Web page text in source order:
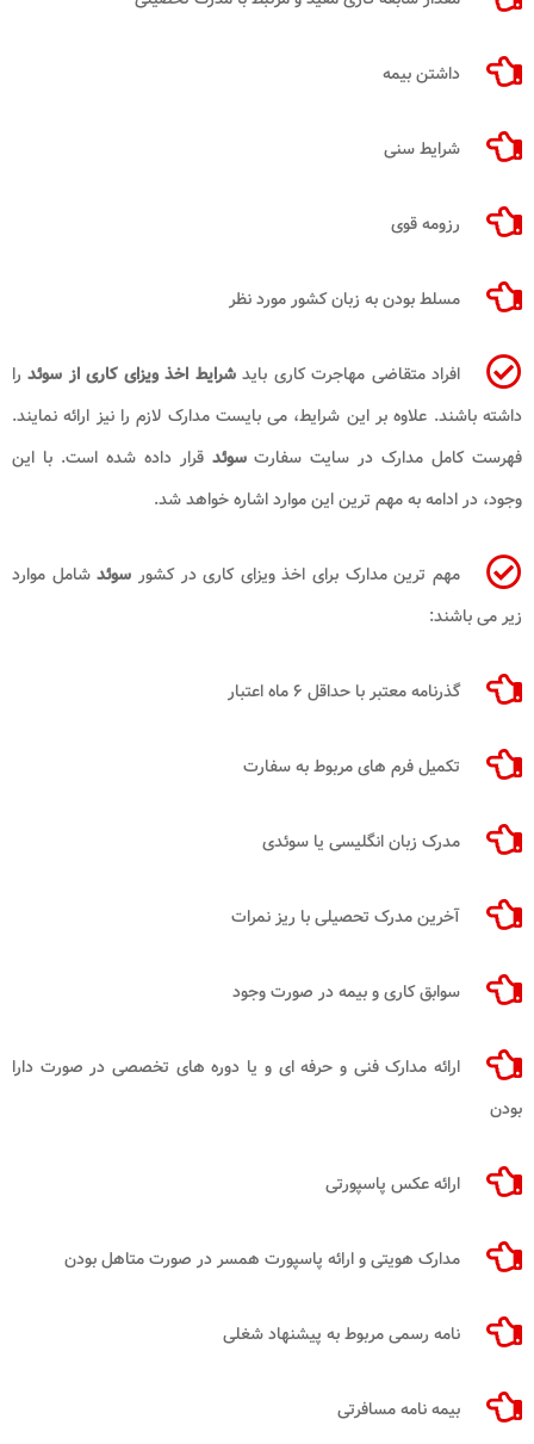
داشتن بیمه
شرایط سنی
رزومه قوی
مسلط بودن به زبان کشور مورد نظر
افراد متقاضی مهاجرت کاری بایدشرایط اخذ ویزای کاری از سوئد را
داشته باشند. علاوه بر این شرایط، می ‌بایست مدارک لازم را نیز ارائه نمایند.
فهرست کامل مدارک در سایت سفارتسوئدقرار داده شده است. با این
وجود، در ادامه به مهم ‌ترین این موارد اشاره خواهد شد.
مهم ‌ترین مدارک برای اخذ ویزای کاری در کشور سوئدشامل موارد
زیر می‌ باشند:
گذرنامه معتبر با حداقل ۶ ماه اعتبار
تکمیل فرم‌ های مربوط به سفارت
مدرک زبان انگلیسی یا سوئدی
آخرین مدرک تحصیلی با ریز نمرات
سوابق کاری و بیمه در صورت وجود
ارائه مدارک فنی و حرفه ‌ای و یا دوره‌ های تخصصی در صورت دارا
بودن
ارائه عکس پاسپورتی
مدارک هویتی و ارائه پاسپورت همسر در صورت متاهل بودن
نامه رسمی مربوط به پیشنهاد شغلی
بیمه ‌نامه مسافرتی